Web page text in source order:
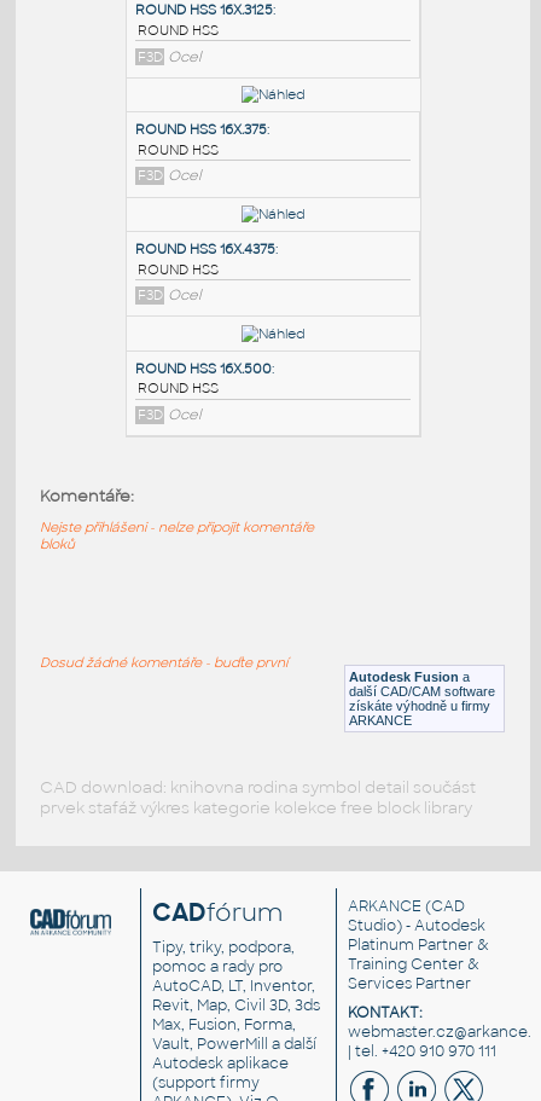
PODOBNÉ BLOKY:
ROUND HSS 16X.3125:
ROUND HSS
F3D Ocel
ROUND HSS 16X.375
ROUND HSS
F3D Ocel
F3D Ocel
Autodesk Fusion a
další CAD/CAM software
získáte výhodně u firmy
ARKANCE
Komentáře:
Nejste přihlášeni - nelze připojit komentáře
bloků
Dosud žádné komentáře - buďte první
CAD download: knihovna rodina symbol detail součást
prvek stafáž výkres kategorie kolekce free block library
CADfórum
Tipy, triky, podpora,
pomoc a rady pro
AutoCAD, LT, Inventor,
Revit, Map, Civil 3D, 3ds
Max, Fusion, Forma,
Vault, PowerMill a další
Autodesk aplikace
(support firmy
ARKANCE (CAD
Studio) - Autodesk
Platinum Partner &
Training Center &
Services Partner
KONTAKT:
| tel. +420 910 970 111